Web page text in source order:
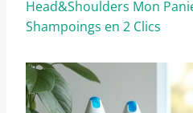
Head&Shoulders Mon
Shampoings en 2 Clics